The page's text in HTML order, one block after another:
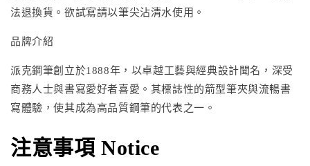
法退換貨。欲試寫請以筆尖沾清水使用。
品牌介紹
派克鋼筆創立於1888年，以卓越工藝與經典設計聞名，深受
商務人士與書寫愛好者喜愛。其標誌性的箭型筆夾與流暢書
寫體驗，使其成為高品質鋼筆的代表之一。
注意事項 Notice